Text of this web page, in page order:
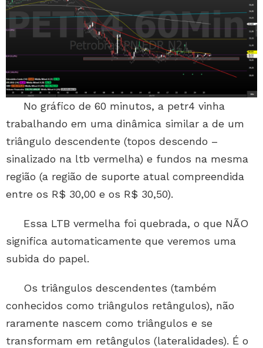
No gráfico de 60 minutos, a petr4 vinha
trabalhando em uma dinâmica similar a de um
triângulo descendente (topos descendo –
sinalizado na ltb vermelha) e fundos na mesma
região (a região de suporte atual compreendida
entre os R$ 30,00 e os R$ 30,50).
Essa LTB vermelha foi quebrada, o que NÃO
significa automaticamente que veremos uma
subida do papel.
Os triângulos descendentes (também
conhecidos como triângulos retângulos), não
raramente nascem como triângulos e se
transformam em retângulos (lateralidades). É o